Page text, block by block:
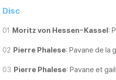
Disc
01 Moritz von Hessen-Kassel:
02 Pierre Phalese: Pavane de la
03 Pierre Phalese: Pavane et